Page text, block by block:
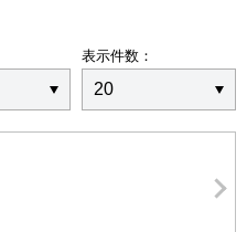
表示件数：